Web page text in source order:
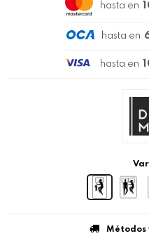
hasta en
hasta en
hasta en
Métodos